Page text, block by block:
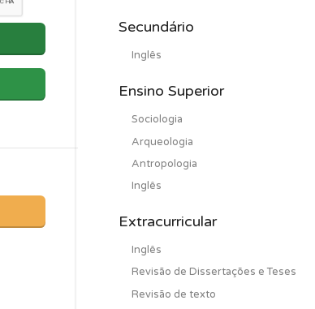
Secundário
Inglês
Ensino Superior
Sociologia
Arqueologia
Antropologia
Inglês
Extracurricular
Inglês
Revisão de Dissertações e Teses
Revisão de texto